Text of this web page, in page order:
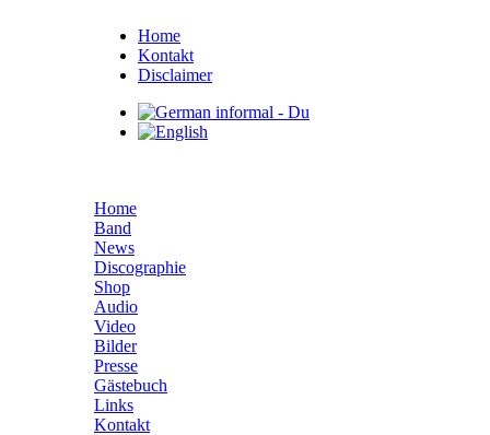
Home
Kontakt
Disclaimer
Home
Band
News
Discographie
Shop
Audio
Video
Bilder
Presse
Gästebuch
Links
Kontakt